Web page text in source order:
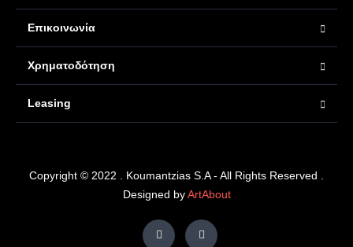
Επικοινωνία
Χρηματοδότηση
Leasing
Copyright © 2022 . Koumantzias S.A - All Rights Reserved .
Designed byArtAbout